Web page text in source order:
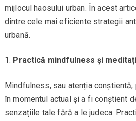
mijlocul haosului urban. În acest
dintre cele mai eficiente strategii
urbană.
Practică mindfulness și
Mindfulness, sau atenția
în momentul actual și a fi conștient
senzațiile tale fără a le judeca.